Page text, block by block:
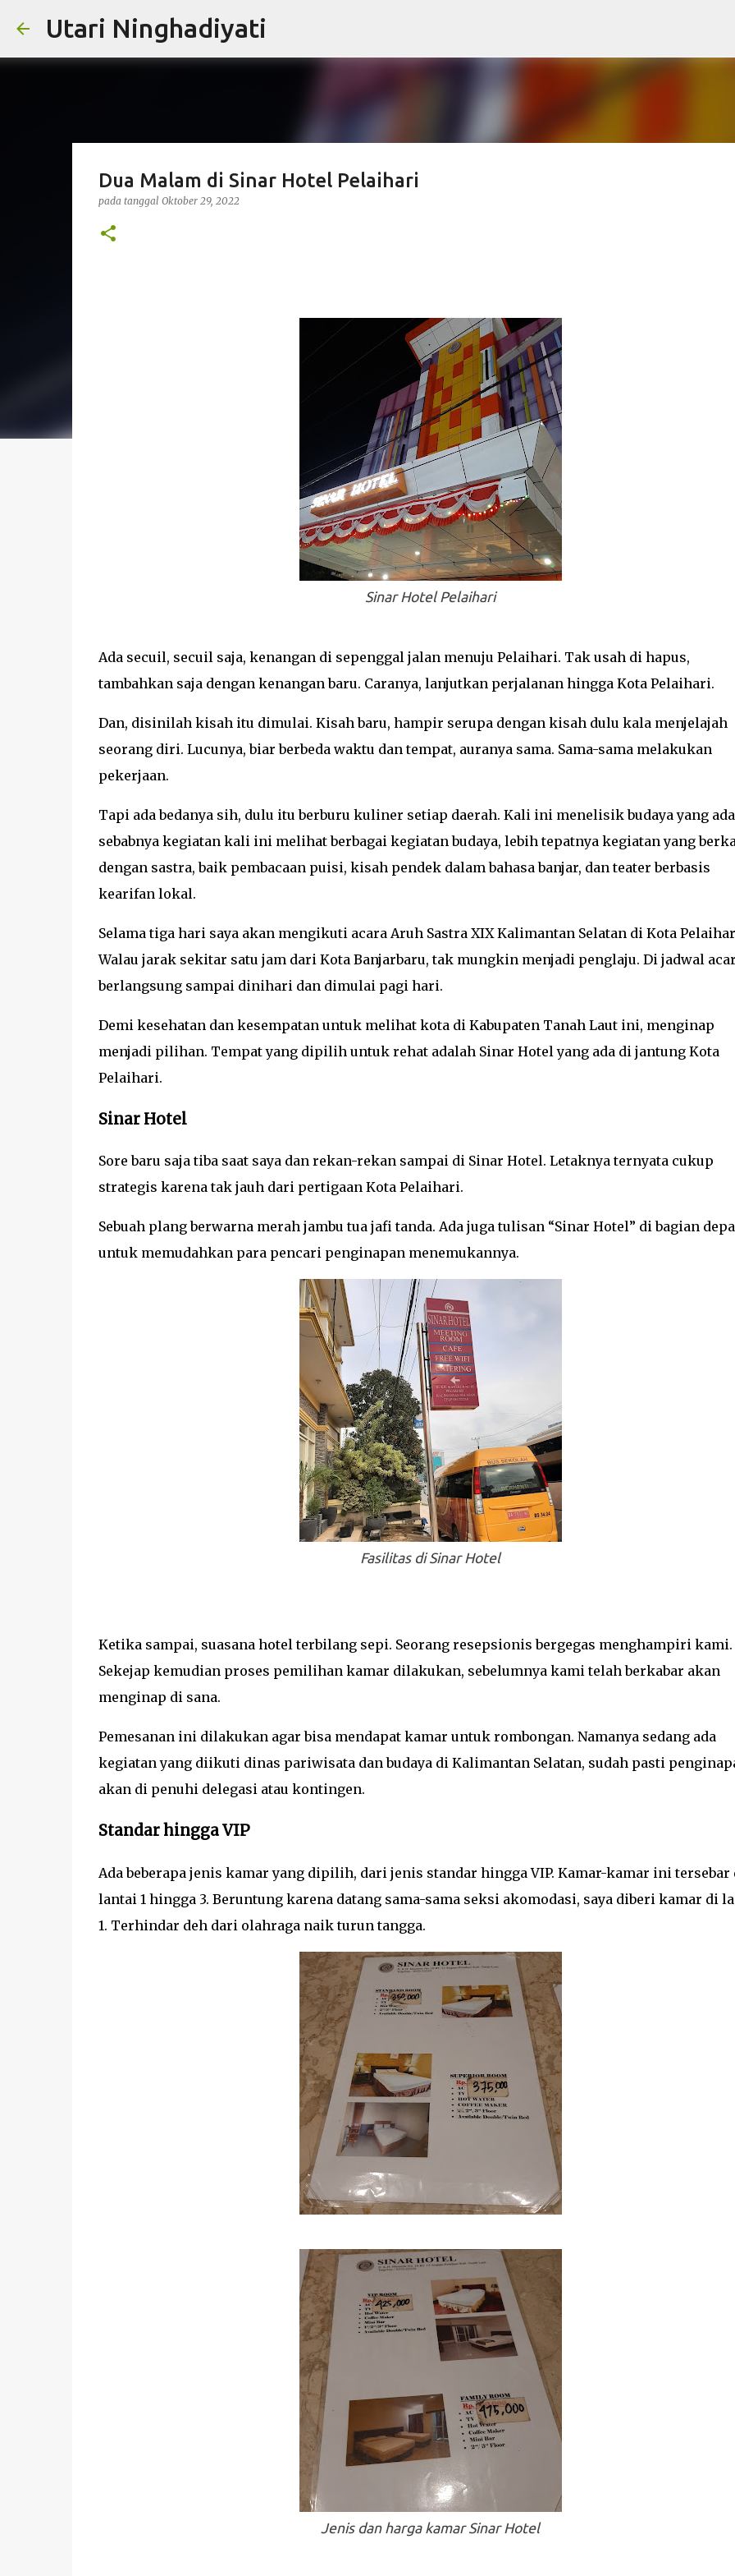
Utari Ninghadiyati
Dua Malam di Sinar Hotel Pelaihari
pada tanggal Oktober 29, 2022
Sinar Hotel Pelaihari
Ada secuil, secuil saja, kenangan di sepenggal jalan menuju Pelaihari. Tak usah di hapus,
tambahkan saja dengan kenangan baru. Caranya, lanjutkan perjalanan hingga Kota Pelaihari.
Dan, disinilah kisah itu dimulai. Kisah baru, hampir serupa dengan kisah dulu kala menjelajah
seorang diri. Lucunya, biar berbeda waktu dan tempat, auranya sama. Sama-sama melakukan
pekerjaan.
Tapi ada bedanya sih, dulu itu berburu kuliner setiap daerah. Kali ini menelisik budaya yang
sebabnya kegiatan kali ini melihat berbagai kegiatan budaya, lebih tepatnya kegiatan yang
dengan sastra, baik pembacaan puisi, kisah pendek dalam bahasa banjar, dan teater berbasis
kearifan lokal.
Selama tiga hari saya akan mengikuti acara Aruh Sastra XIX Kalimantan Selatan di Kota
Walau jarak sekitar satu jam dari Kota Banjarbaru, tak mungkin menjadi penglaju. Di jadwal
berlangsung sampai dinihari dan dimulai pagi hari.
Demi kesehatan dan kesempatan untuk melihat kota di Kabupaten Tanah Laut ini, menginap
menjadi pilihan. Tempat yang dipilih untuk rehat adalah Sinar Hotel yang ada di jantung Kota
Pelaihari.
Sinar Hotel
Sore baru saja tiba saat saya dan rekan-rekan sampai di Sinar Hotel. Letaknya ternyata cukup
strategis karena tak jauh dari pertigaan Kota Pelaihari.
Sebuah plang berwarna merah jambu tua jafi tanda. Ada juga tulisan “Sinar Hotel” di bagian
untuk memudahkan para pencari penginapan menemukannya.
Fasilitas di Sinar Hotel
Ketika sampai, suasana hotel terbilang sepi. Seorang resepsionis bergegas menghampiri kami.
Sekejap kemudian proses pemilihan kamar dilakukan, sebelumnya kami telah berkabar akan
menginap di sana.
Pemesanan ini dilakukan agar bisa mendapat kamar untuk rombongan. Namanya sedang ada
kegiatan yang diikuti dinas pariwisata dan budaya di Kalimantan Selatan, sudah pasti
akan di penuhi delegasi atau kontingen.
Standar hingga VIP
Ada beberapa jenis kamar yang dipilih, dari jenis standar hingga VIP. Kamar-kamar ini tersebar
lantai 1 hingga 3. Beruntung karena datang sama-sama seksi akomodasi, saya diberi kamar di
1. Terhindar deh dari olahraga naik turun tangga.
Jenis dan harga kamar Sinar Hotel